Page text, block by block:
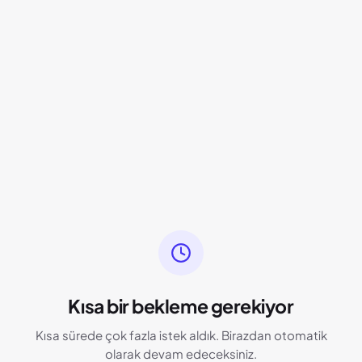
Kısa bir bekleme gerekiyor
Kısa sürede çok fazla istek aldık. Birazdan otomatik
olarak devam edeceksiniz.